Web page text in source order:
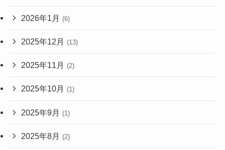
2026年1月 (6)
2025年12月 (13)
2025年11月 (2)
2025年10月 (1)
2025年9月 (1)
2025年8月 (2)